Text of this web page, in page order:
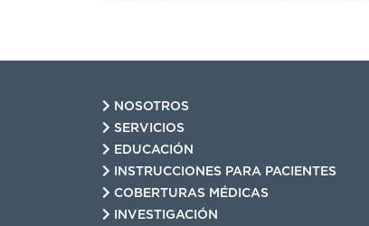
NOSOTROS
SERVICIOS
EDUCACIÓN
INSTRUCCIONES PARA PACIENTES
COBERTURAS MÉDICAS
INVESTIGACIÓN